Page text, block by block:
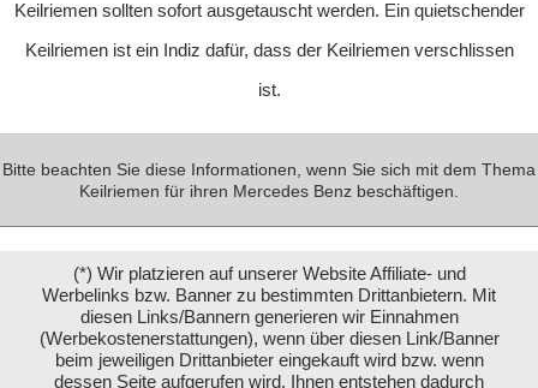
Keilriemen sollten sofort ausgetauscht werden. Ein quietschender
Keilriemen ist ein Indiz dafür, dass der Keilriemen verschlissen
ist.
Bitte beachten Sie diese Informationen, wenn Sie sich mit dem Thema
Keilriemen für ihren Mercedes Benz beschäftigen.
(*) Wir platzieren auf unserer Website Affiliate- und
Werbelinks bzw. Banner zu bestimmten Drittanbietern. Mit
diesen Links/Bannern generieren wir Einnahmen
(Werbekostenerstattungen), wenn über diesen Link/Banner
beim jeweiligen Drittanbieter eingekauft wird bzw. wenn
dessen Seite aufgerufen wird. Ihnen entstehen dadurch